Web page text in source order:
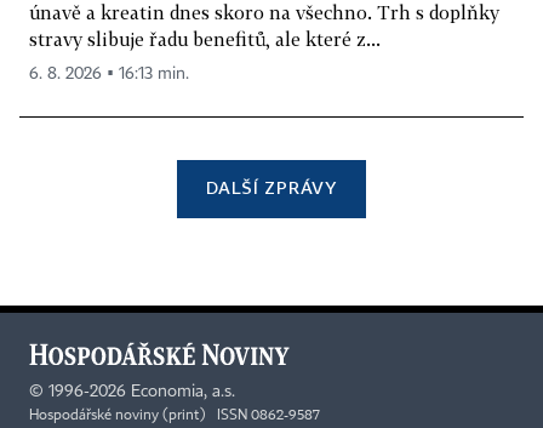
únavě a kreatin dnes skoro na všechno. Trh s doplňky
stravy slibuje řadu benefitů, ale které z...
6. 8. 2026 ▪ 16:13 min.
DALŠÍ ZPRÁVY
© 1996-2026 Economia, a.s.
Hospodářské noviny (print) ISSN 0862-9587